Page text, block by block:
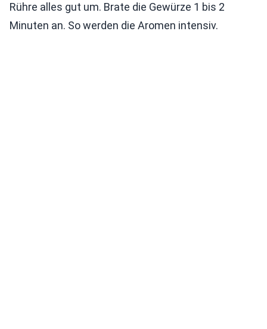
Rühre alles gut um. Brate die Gewürze 1 bis 2
Minuten an. So werden die Aromen intensiv.